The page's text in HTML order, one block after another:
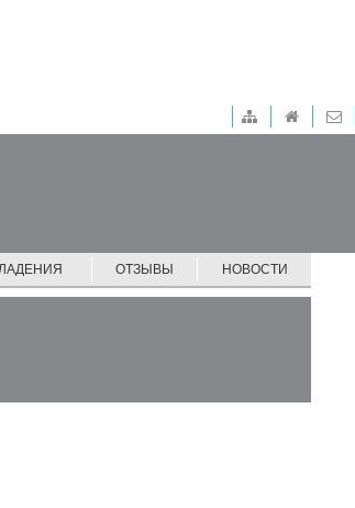
ОТЗЫВЫ НОВОСТИ